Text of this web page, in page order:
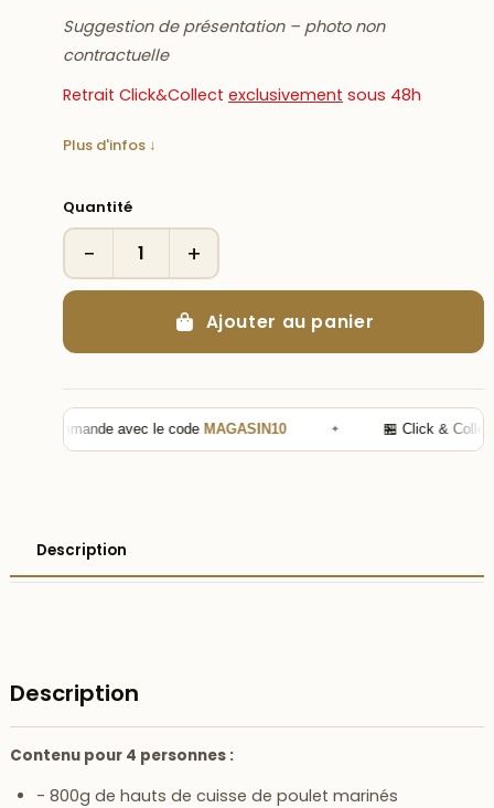
Suggestion de présentation – photo non
contractuelle
Retrait Click&Collect exclusivement sous 48h
Plus d'infos ↓
Quantité
− +
Ajouter au panier
commande avec le codeMAGASIN10 🏪 Click & Collect
Description
Description
Contenu pour 4 personnes :
- 800g de hauts de cuisse de poulet marinés